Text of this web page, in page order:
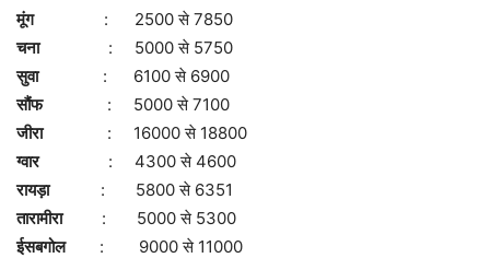
मूंग: 2500 से 7850
चना : 5000 से 5750
सुवा : 6100 से 6900
सौंफ
: 5000 से 7100
जीरा : 16000 से 18800
ग्वार
: 4300 से 4600
रायड़ा : 5800 से 6351
तारामीरा: 5000 से 5300
ईसबगोल
: 9000 से 11000